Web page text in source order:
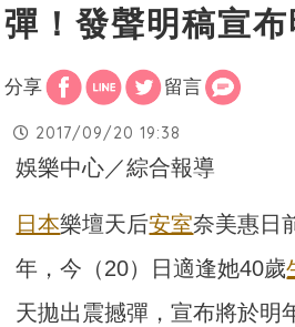
彈！發聲明稿宣
分享 留言
2017/09/20 19:38
娛樂中心／綜合報導
日本樂壇天后安室奈美惠日
年，今（20）日適逢她40歲
天拋出震撼彈，宣布將於明